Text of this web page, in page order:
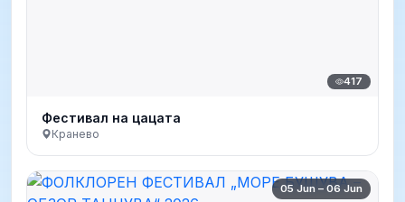
417
Фестивал на цацата
Кранево
05 Jun – 06 Jun